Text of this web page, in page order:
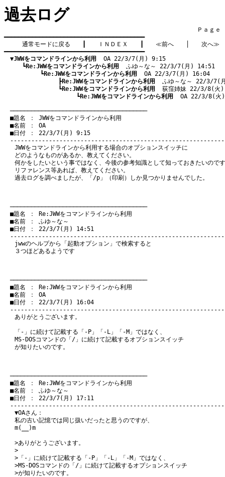
過去ログ
Ｐａｇｅ
━━━━━━━━━━━━━━━━━━━━━━━━━━━━━━━━━━━━━━━━
通常モードに戻る
ＩＮＤＥＸ ≪前へ
次へ≫
━━━━━━━━━━━━━━━━━━━━━━━━━━━━━━━━━━━━━━━━
▼JWWをコマンドラインから利用
  OA 22/3/7(月) 9:15
┗Re:JWWをコマンドラインから利用
  ふゆ～な～ 22/3/7(月) 14:51
┗Re:JWWをコマンドラインから利用
  OA 22/3/7(月) 16:04
┣Re:JWWをコマンドラインから利用
ふゆ～な～ 22/3/7(
┗Re:JWWをコマンドラインから利用
荻窪姉妹 22/3/8(火
┗Re:JWWをコマンドラインから利用
OA 22/3/8(火
───────────────────────────────────────
■題名 ： JWWをコマンドラインから利用
■名前 ： OA
■日付 ： 22/3/7(月) 9:15
JWWをコマンドラインから利用する場合のオプションスイッチに
どのようなものがあるか、教えてください。
何かをしたいという事ではなく、今後の参考知識として知っておきたいので
リファレンス等あれば、教えてください。
過去ログを調べましたが、「/p」（印刷）しか見つかりませんでした。
───────────────────────────────────────
■題名 ： Re:JWWをコマンドラインから利用
■名前 ： ふゆ～な～
■日付 ： 22/3/7(月) 14:51
jwwのヘルプから「起動オプション」で検索すると
３つほどあるようです
───────────────────────────────────────
■題名 ： Re:JWWをコマンドラインから利用
■名前 ： OA
■日付 ： 22/3/7(月) 16:04
ありがとうございます。
「-」に続けて記載する「-P」「-L」「-M」ではなく、
MS-DOSコマンドの「/」に続けて記載するオプションスイッチ
が知りたいのです。
───────────────────────────────────────
■題名 ： Re:JWWをコマンドラインから利用
■名前 ： ふゆ～な～
■日付 ： 22/3/7(月) 17:11
▼OAさん：
私の古い記憶では同じ扱いだったと思うのですが、
m(__)m
>ありがとうございます。
>
>「-」に続けて記載する「-P」「-L」「-M」ではなく、
>MS-DOSコマンドの「/」に続けて記載するオプションスイッチ
>が知りたいのです。